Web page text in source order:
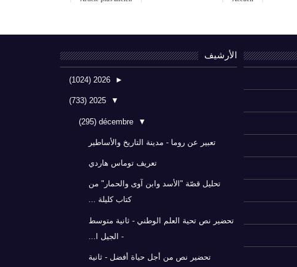
الأرشيف
►
2026
(1024)
▼
2025
(733)
▼
décembre
(295)
تعبير عن روما - مدينة التاريخ والأساطير
تعريف توماس هاردي
تحليل قصّة "الأسد وابن آوى والحمار" من
كتاب كليلة ...
تحضير نص تحية العلم الوطني - ثانية متوسط
- الجيل ا...
تحضير نص من أجل حياة أفضل - ثانية